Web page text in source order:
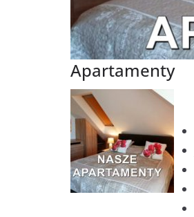
Apartamenty